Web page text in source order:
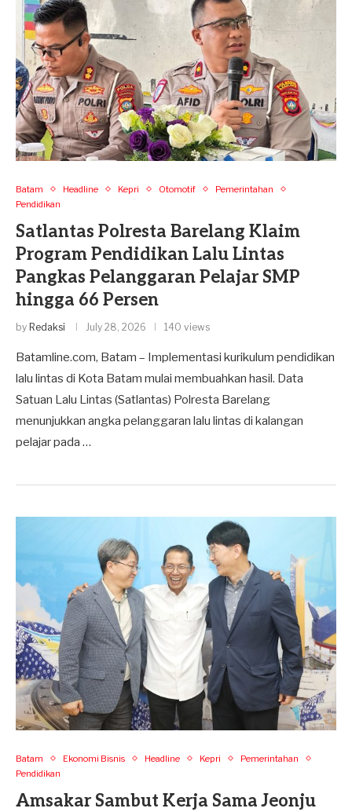
Batam Headline Kepri Otomotif
Pemerintahan
Pendidikan
Satlantas Polresta Barelang Klaim
Program Pendidikan Lalu Lintas
Pangkas Pelanggaran Pelajar SMP
hingga 66 Persen
by Redaksi July 28, 2026 140 views
Batamline.com, Batam – Implementasi kurikulum pendidikan
lalu lintas di Kota Batam mulai membuahkan hasil. Data
Satuan Lalu Lintas (Satlantas) Polresta Barelang
menunjukkan angka pelanggaran lalu lintas di kalangan
pelajar pada …
Batam Ekonomi Bisnis Headline Kepri
Pemerintahan
Pendidikan
Amsakar Sambut Kerja Sama Jeonju